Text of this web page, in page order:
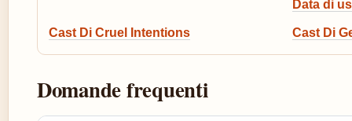
Data di
Cast Di Cruel Intentions Cast Di
Domande frequenti